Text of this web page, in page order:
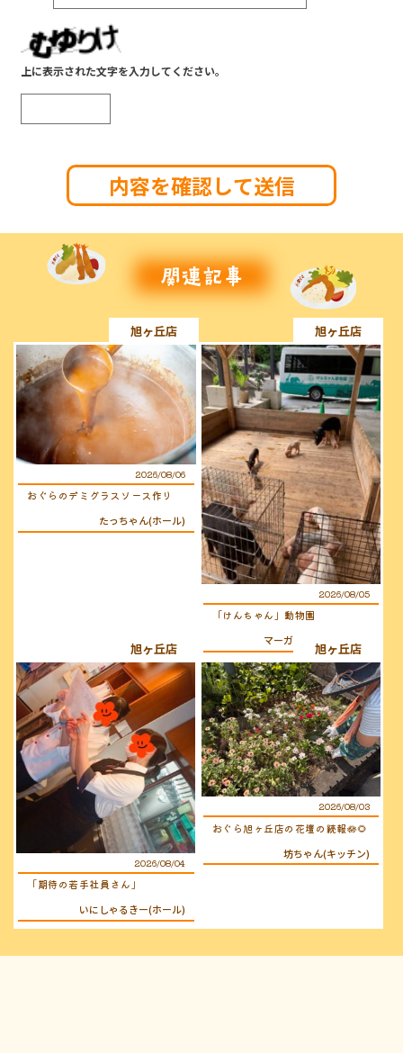
上に表示された文字を入力してください。
旭ヶ丘店
2026/08/06
おぐらのデミグラスソース作り
たっちゃん(ホール)
旭ヶ丘店
2026/08/05
「けんちゃん」動物園
マーガレット(キッチン)
旭ヶ丘店
2026/08/04
「期待の若手社員さん」
いにしゃるきー(ホール)
旭ヶ丘店
2026/08/03
おぐら旭ヶ丘店の花壇の続報🪷🌻
坊ちゃん(キッチン)